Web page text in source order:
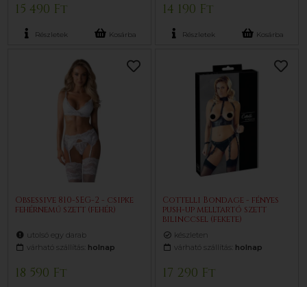
15 490 Ft
Részletek Kosárba
14 190 Ft
Részletek Kosárba
Obsessive 810-SEG-2 - csipke
fehérnemű szett (fehér)
utolsó egy darab
várható szállítás: holnap
18 590 Ft
Cottelli Bondage - fényes
push-up melltartó szett
bilinccsel (fekete)
készleten
várható szállítás: holnap
17 290 Ft